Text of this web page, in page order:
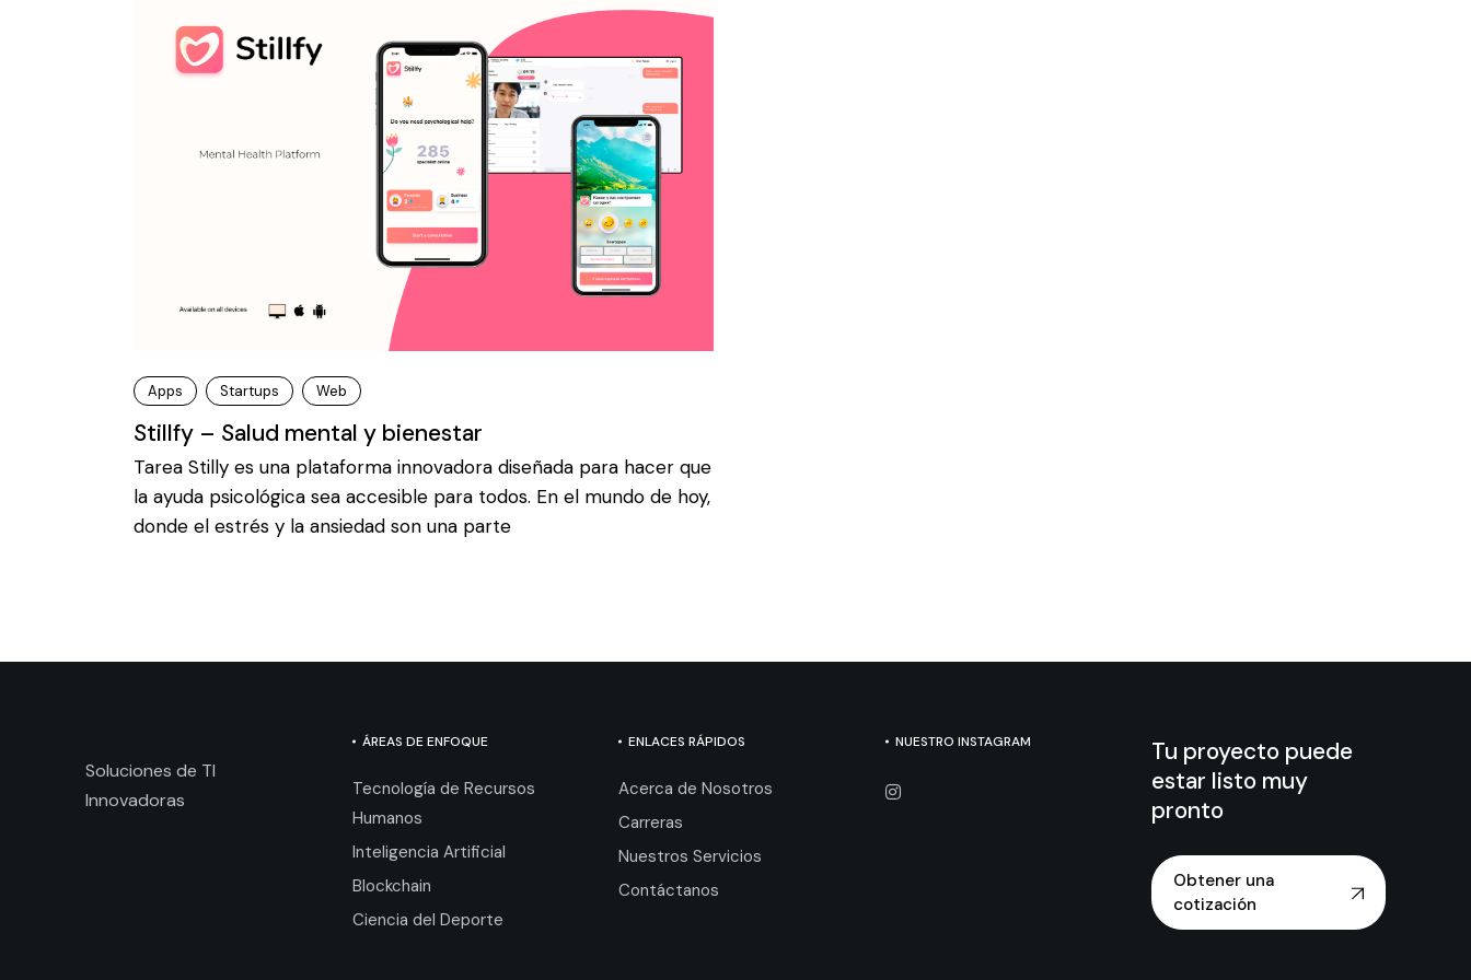
Apps Startups Web
Stillfy – Salud mental y bienestar
Tarea Stilly es una plataforma innovadora diseñada para hacer que
la ayuda psicológica sea accesible para todos. En el mundo de hoy,
donde el estrés y la ansiedad son una parte
Soluciones de TI
Innovadoras
ÁREAS DE ENFOQUE
Tecnología de Recursos
Humanos
Inteligencia Artificial
Blockchain
Ciencia del Deporte
ENLACES RÁPIDOS
Acerca de Nosotros
Carreras
Nuestros Servicios
Contáctanos
NUESTRO INSTAGRAM
Tu proyecto puede
estar listo muy
pronto
Obtener una
cotización